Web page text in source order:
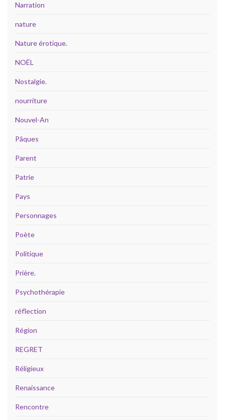
Narration
nature
Nature érotique.
NOËL
Nostalgie.
nourriture
Nouvel-An
Pâques
Parent
Patrie
Pays
Personnages
Poète
Politique
Prière.
Psychothérapie
réflection
Région
REGRET
Réligieux
Renaissance
Rencontre